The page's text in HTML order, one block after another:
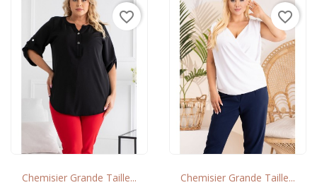
Chemisier Grande Taille...
favorite_border
Chemisier Grande Taille...
favorite_border